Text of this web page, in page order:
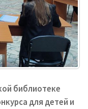
библиотеке
для детей и